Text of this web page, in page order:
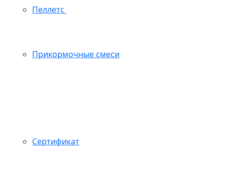
Пеллетс
Прикормочные смеси
Сертификат